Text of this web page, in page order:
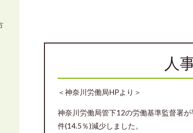
人
＜神奈川労働局HPより＞
神奈川労働局管下12の労働基準監督署
件(14.5％)減少しました。